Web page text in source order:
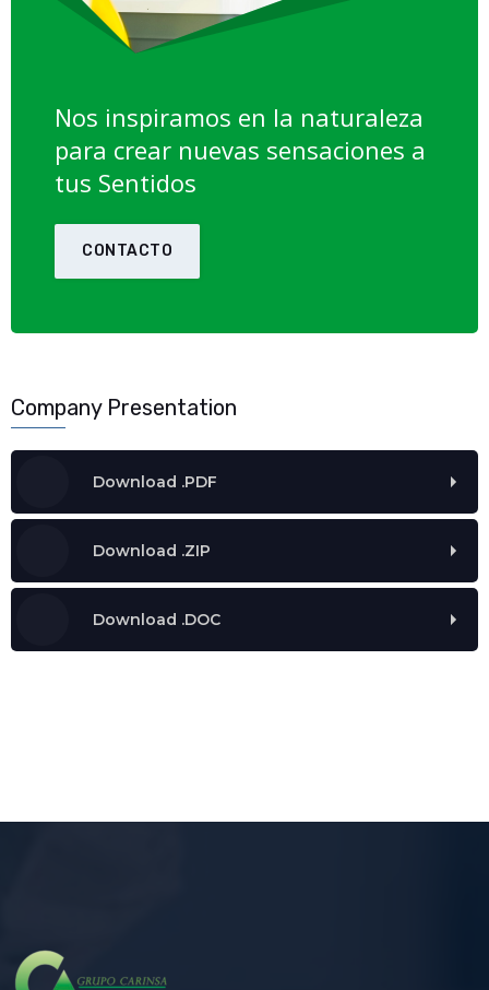
Nos inspiramos en la naturaleza
para crear nuevas sensaciones a
tus Sentidos
CONTACTO
Company Presentation
Download .PDF
Download .ZIP
Download .DOC